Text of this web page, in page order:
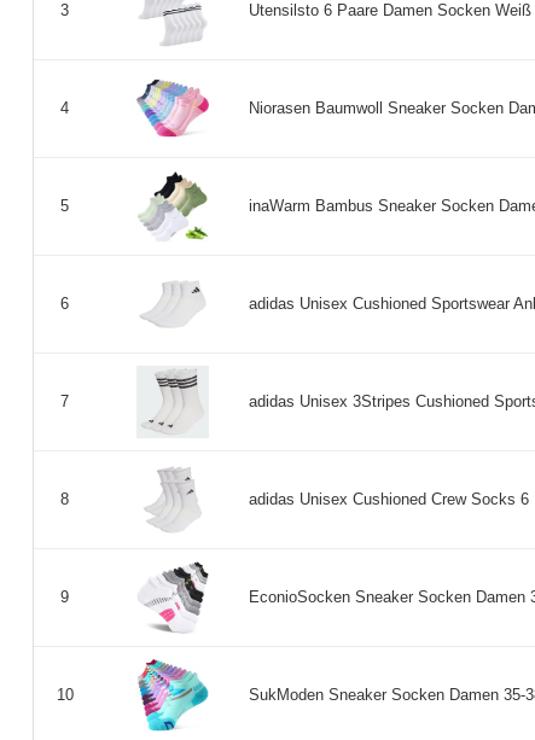
3 Utensilsto 6 Paare Damen Socken
4 Niorasen Baumwoll Sneaker Socken
5 inaWarm Bambus Sneaker Socken
6 adidas Unisex Cushioned Sportswear
7 adidas Unisex 3Stripes Cushioned
8 adidas Unisex Cushioned Crew Socks
9 EconioSocken Sneaker Socken
10 SukModen Sneaker Socken Damen